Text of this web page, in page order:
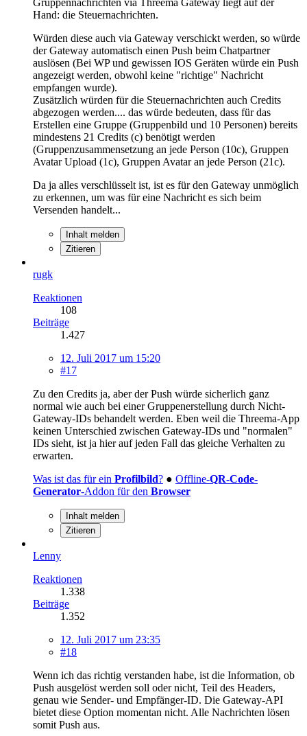
Hand: die Steuernachrichten.
Würden diese auch via Gateway verschickt werden, so würde
der Gateway automatisch einen Push beim Chatpartner
auslösen (Bei WP und gewissen IOS Geräten würde ein Push
angezeigt werden, obwohl keine "richtige" Nachricht
empfangen wurde).
Zusätzlich würden für die Steuernachrichten auch Credits
abgezogen werden.... das würde bedeuten, dass für das
Erstellen eine Gruppe (Gruppenbild und 10 Personen) bereits
mindestens 21 Credits (c) benötigt werden
(Gruppenzusammensetzung an jede Person (10c), Gruppen
Avatar Upload (1c), Gruppen Avatar an jede Person (21c).
Da ja alles verschlüsselt ist, ist es für den Gateway unmöglich
zu erkennen, um was für eine Nachricht es sich beim
Versenden handelt...
Inhalt melden
Zitieren
rugk
Reaktionen
108
Beiträge
1.427
12. Juli 2017 um 15:20
#17
Zu den Credits ja, aber der Push würde sicherlich ganz
normal wie auch bei einer Gruppenerstellung durch Nicht-
Gateway-IDs behandelt werden. Eben weil die Threema-App
keinen Unterschied zwischen Gateway-IDs und "normalen"
IDs sieht, ist ja hier auf jeden Fall das gleiche Verhalten zu
erwarten.
Was ist das für ein Profilbild? ● Offline-QR-Code-
Generator-Addon für den Browser
Inhalt melden
Zitieren
Lenny
Reaktionen
1.338
Beiträge
1.352
12. Juli 2017 um 23:35
#18
Wenn ich das richtig verstanden habe, ist die Information, ob
Push ausgelöst werden soll oder nicht, Teil des Headers,
genau wie Sender- und Empfänger-ID. Die Gateway-API
bietet diese Option momentan nicht. Alle Nachrichten lösen
somit Push aus.